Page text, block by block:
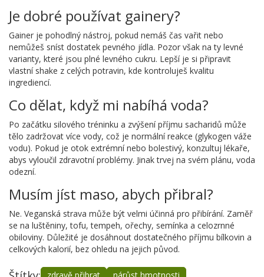
Je dobré používat gainery?
Gainer je pohodlný nástroj, pokud nemáš čas vařit nebo
nemůžeš sníst dostatek pevného jídla. Pozor však na ty levné
varianty, které jsou plné levného cukru. Lepší je si připravit
vlastní shake z celých potravin, kde kontroluješ kvalitu
ingrediencí.
Co dělat, když mi nabíhá voda?
Po začátku silového tréninku a zvýšení příjmu sacharidů může
tělo zadržovat více vody, což je normální reakce (glykogen váže
vodu). Pokud je otok extrémní nebo bolestivý, konzultuj lékaře,
abys vyloučil zdravotní problémy. Jinak trvej na svém plánu, voda
odezní.
Musím jíst maso, abych přibral?
Ne. Veganská strava může být velmi účinná pro přibírání. Zaměř
se na luštěniny, tofu, tempeh, ořechy, semínka a celozrnné
obiloviny. Důležité je dosáhnout dostatečného příjmu bílkovin a
celkových kalorií, bez ohledu na jejich původ.